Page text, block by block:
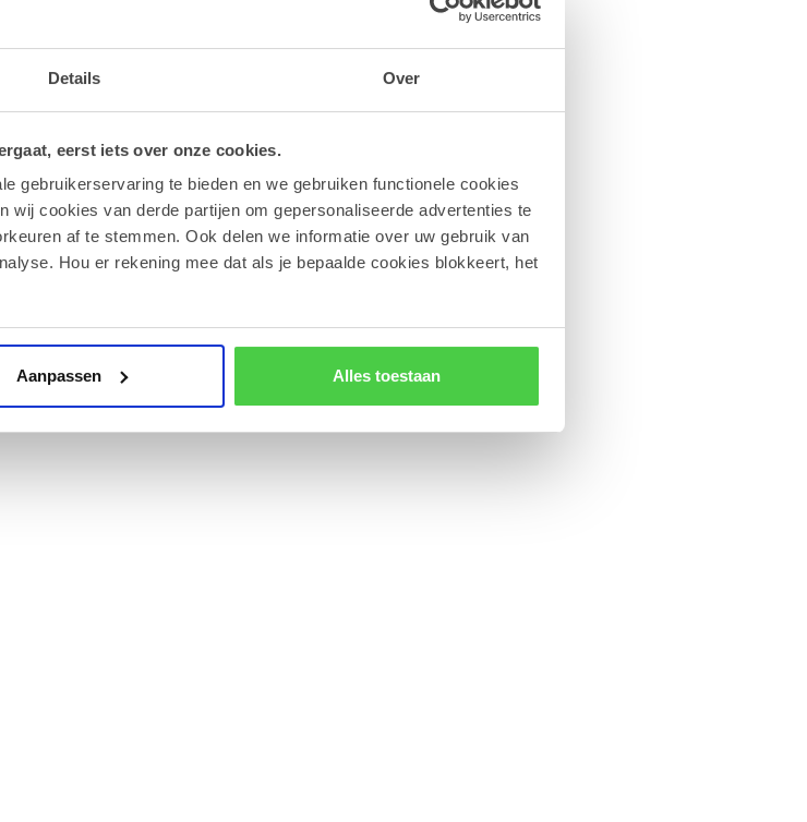
Details Over
eerst iets over onze cookies.
gebruikerservaring te bieden en we gebruiken functionele cookies
wij cookies van derde partijen om gepersonaliseerde advertenties te
af te stemmen. Ook delen we informatie over uw gebruik van
Hou er rekening mee dat als je bepaalde cookies blokkeert, het
Aanpassen Alles toestaan
te houden.
zakelijke
in een omgeving